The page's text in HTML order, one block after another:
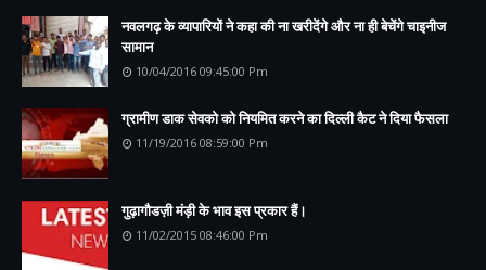
नवलगढ़ के व्यापारियों ने कहा की ना खरीदेंगे और ना ही बेचेंगे चाइनीज
सामान
10/04/2016 09:45:00 Pm
ग्रामीण डाक सेवको को नियमित करने का दिल्ली कैट ने दिया फैसला
11/19/2016 08:59:00 Pm
गुढ़ागौडज़ी मंड़ी के भाव इस प्रकार हैं।
11/02/2015 08:46:00 Pm